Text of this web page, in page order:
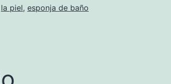
la piel, esponja de baño